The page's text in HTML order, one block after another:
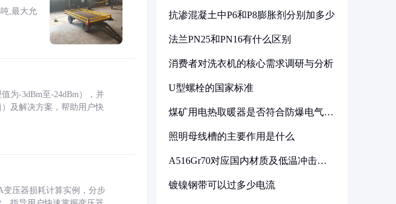
,最大允
为-3dBm至-24dBm），并
及解决方案，帮助用户快
变压器损耗计算实例，分步
抗渗混凝土中P6和P8膨胀剂分别加多少
法兰PN25和PN16有什么区别
消费者对洗衣机的核心需求调研与分析
U型螺栓的国家标准
煤矿用电热取暖器是否符合防爆电气设
照明母线槽的主要作用是什么
A516Gr70对应国内材质及低温冲击要
镀镍钢带可以过多少电流